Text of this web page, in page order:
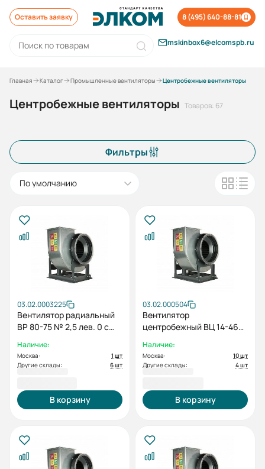
Оставить заявку 8 (495) 640-88-81
mskinbox6@elcomspb.ru
Главная Каталог Промышленные вентиляторы Центробежные вентиляторы
Центробежные вентиляторы Товаров: 67
Фильтры
По умолчанию
03.02.0003225
Вентилятор радиальный
ВР 80-75 № 2,5 лев. 0 с
Наличие:
Москва:
1 шт
Другие склады:
6 шт
В корзину
03.02.000504
Вентилятор
центробежный ВЦ 14-46
Наличие:
Москва:
10 шт
Другие склады:
4 шт
В корзину